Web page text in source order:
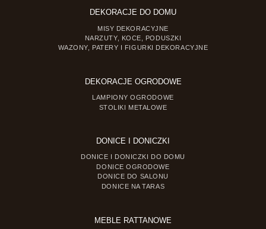
DEKORACJE DO DOMU
MISY DEKORACYJNE
NARZUTY, KOCE, PODUSZKI
WAZONY, PATERY I FIGURKI DEKORACYJNE
DEKORACJE OGRODOWE
LAMPIONY OGRODOWE
STOLIKI METALOWE
DONICE I DONICZKI
DONICE I DONICZKI DO DOMU
DONICE OGRODOWE
DONICE DO SALONU
DONICE NA TARAS
MEBLE RATTANOWE